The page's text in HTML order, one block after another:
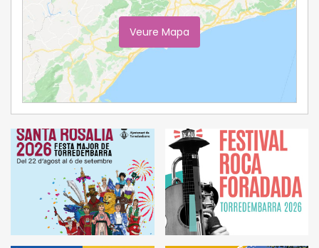
Veure Mapa